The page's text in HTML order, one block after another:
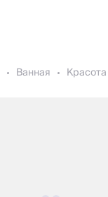
Ванная